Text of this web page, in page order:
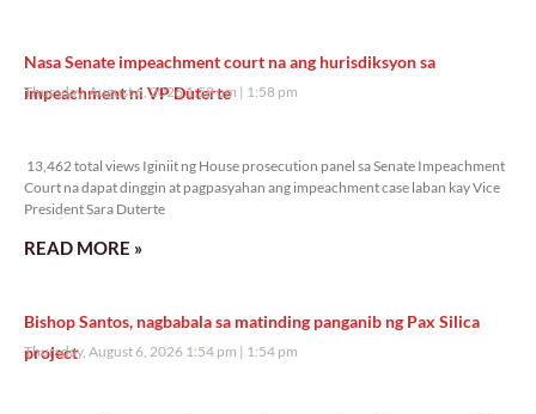
Nasa Senate impeachment court na ang hurisdiksyon sa
impeachment ni VP Duterte
Thursday, August 6, 2026 1:58 pm 1:58 pm
13,462 total views Iginiit ng House prosecution panel sa Senate Impeachment
Court na dapat dinggin at pagpasyahan ang impeachment case laban kay Vice
President Sara Duterte
READ MORE »
Bishop Santos, nagbabala sa matinding panganib ng Pax Silica
project
Thursday, August 6, 2026 1:54 pm 1:54 pm